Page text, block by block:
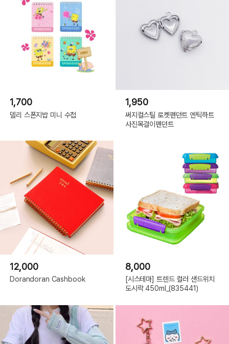
1,700
델리 스폰지밥 미니 수첩
1,950
써지컬스틸 로켓펜던트 엔틱하트
사진목걸이펜던트
12,000
Dorandoran Cashbook
8,000
[시스테마] 트렌드 컬러 샌드위치
도시락 450ml_(835441)